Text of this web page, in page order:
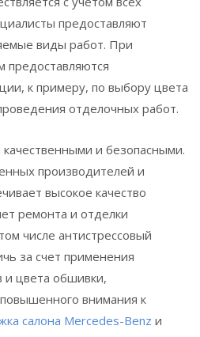
предоставляют
виды работ. При
предоставляются
к примеру, по выбору цвета
отделочных работ.
и безопасными.
производителей и
высокое качество
ремонта и отделки
числе антистрессовый
за счет применения
цвета обшивки,
внимания к
салона Mercedes-Benz и